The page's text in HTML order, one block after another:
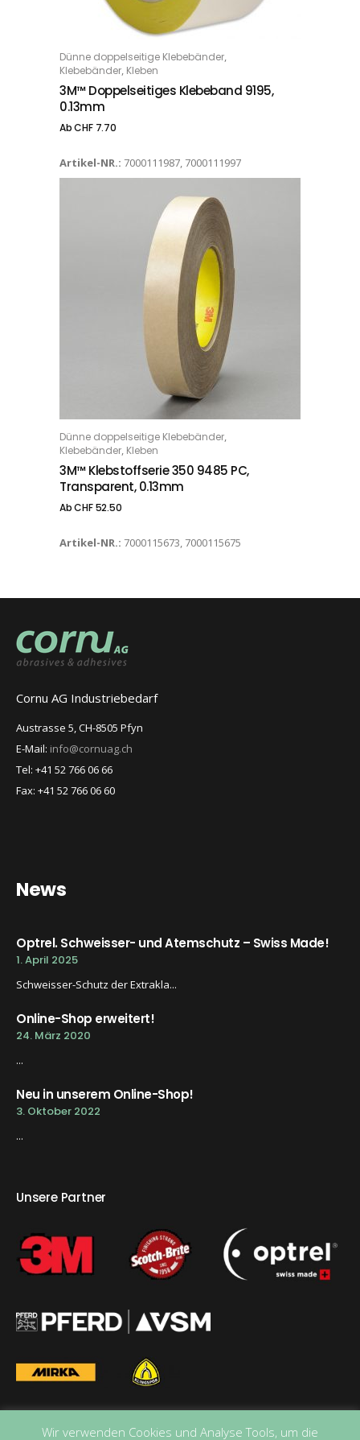
OPTIONS
Dünne doppelseitige Klebebänder,
Klebebänder, Kleben
3M™ Doppelseitiges Klebeband 9195,
0.13mm
AbCHF7.70
Artikel-NR.: 7000111987, 7000111997
OPTIONS
Dieses Produkt weist mehrere Varianten auf. Die Optionen können auf der Produktseite gewählt werden
Dünne doppelseitige Klebebänder,
Klebebänder, Kleben
3M™ Klebstoffserie 350 9485 PC,
Transparent, 0.13mm
AbCHF52.50
Artikel-NR.: 7000115673, 7000115675
Cornu AG Industriebedarf
Austrasse 5, CH-8505 Pfyn
E-Mail: info@cornuag.ch
Tel: +41 52 766 06 66
Fax: +41 52 766 06 60
News
Optrel. Schweisser- und Atemschutz – Swiss Made!
1. April 2025
Schweisser-Schutz der Extrakla...
Online-Shop erweitert!
24. März 2020
...
Neu in unserem Online-Shop!
3. Oktober 2022
...
Unsere Partner
Wir verwenden Cookies und Analyse Tools, um die